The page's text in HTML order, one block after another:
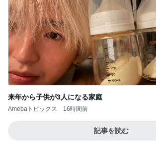
来年から子供が3人になる家庭
Amebaトピックス 16時間前
記事を読む